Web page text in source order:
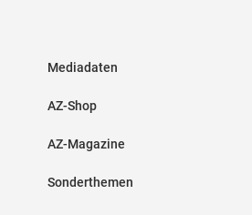
Mediadaten
AZ-Shop
AZ-Magazine
Sonderthemen